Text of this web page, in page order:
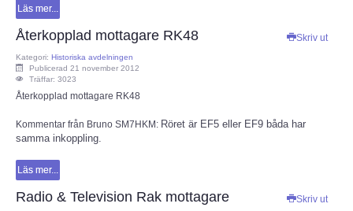
Bildarkiv SM4XL
Medlemsansökan
OM ESR
Om ESR
Styrelse och Funktionärer
Läs mer...
Skriv ut
Återkopplad mottagare RK48
Kategori: Historiska avdelningen
Publicerad 21 november 2012
Träffar: 3023
Återkopplad mottagare RK48
Kommentar från Bruno SM7HKM: Röret är EF5 eller EF9 båda har
samma inkoppling.
Läs mer...
Skriv ut
Radio & Television Rak mottagare